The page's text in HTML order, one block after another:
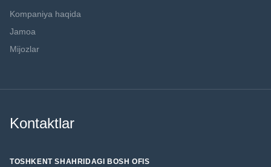
Kompaniya haqida
Jamoa
Mijozlar
Kontaktlar
TOSHKENT SHAHRIDAGI BOSH OFIS